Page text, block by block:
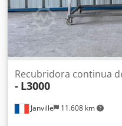
Janville 11.608 km
Recubridora continua
- L3000